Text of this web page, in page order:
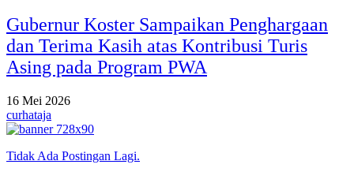
Gubernur Koster Sampaikan Penghargaan
dan Terima Kasih atas Kontribusi Turis
Asing pada Program PWA
16 Mei 2026
curhataja
Tidak Ada Postingan Lagi.